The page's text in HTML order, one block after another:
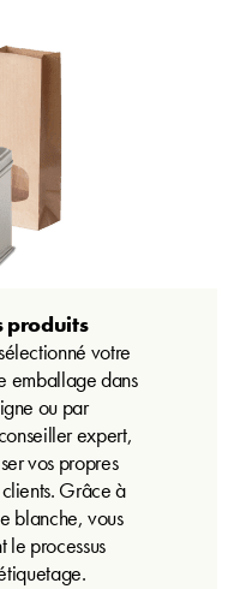
produits
votre
emballage dans
ou par
expert,
vos propres
Grâce à
blanche, vous
le processus